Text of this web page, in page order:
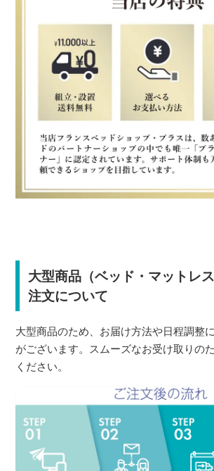
大型商品（ベッド・マットレ
注文について
大型商品のため、お届け方法や日程調整
がございます。スムーズなお受け取りの
ください。